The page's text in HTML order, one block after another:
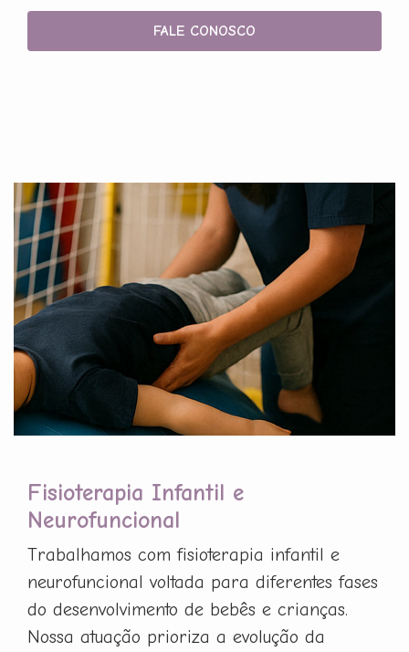
FALE CONOSCO
Fisioterapia Infantil e
Neurofuncional
Trabalhamos com fisioterapia infantil e
neurofuncional voltada para diferentes fases
do desenvolvimento de bebês e crianças.
Nossa atuação prioriza a evolução da